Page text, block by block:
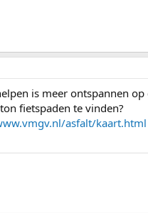
is meer ontspannen
fietspaden te vinden?
asfalt/kaart.html